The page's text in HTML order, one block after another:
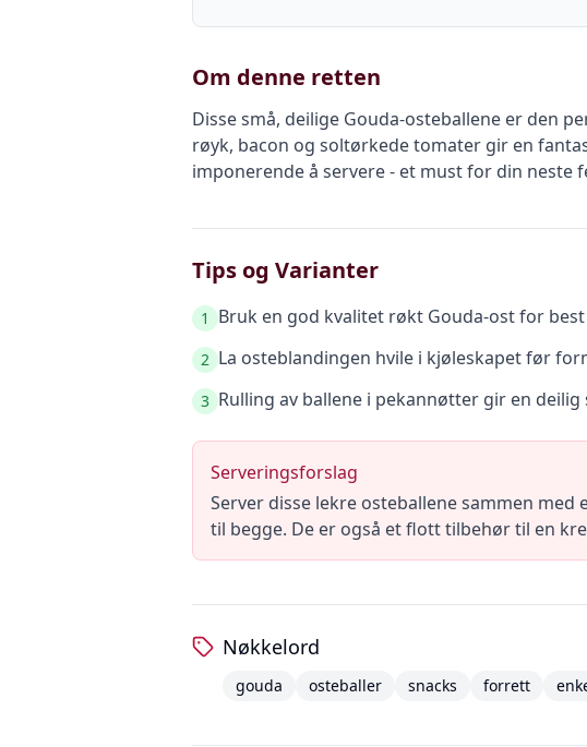
Om denne retten
Disse små, deilige Gouda-osteballene er den
røyk, bacon og soltørkede tomater gir en
imponerende å servere - et must for din neste
Tips og Varianter
1 Bruk en god kvalitet røkt Gouda-ost for best
2 La osteblandingen hvile i kjøleskapet før
3 Rulling av ballene i pekannøtter gir en
Serveringsforslag
Server disse lekre osteballene sammen
til begge. De er også et flott tilbehør til en
Nøkkelord
gouda osteballer snacks forrett